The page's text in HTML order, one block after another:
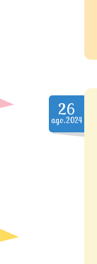
26
ago.2024